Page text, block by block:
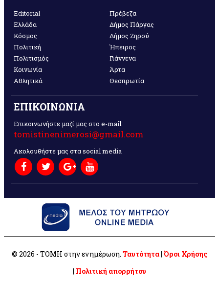
Editorial
Ελλάδα
Κόσμος
Πολιτική
Πολιτισμός
Κοινωνία
Αθλητικά
Πρέβεζα
Δήμος Πάργας
Δήμος Ζηρού
Ήπειρος
Γιάννενα
Άρτα
Θεσπρωτία
ΕΠΙΚΟΙΝΩΝΙΑ
Επικοινωνήστε μαζί μας στο e-mail:
tomistinenimerosi@gmail.com
Ακολουθήστε μας στα social media
© 2026 - ΤΟΜΗ στην ενημέρωση. Ταυτότητα| Όροι Χρήσης
| Πολιτική απορρήτου